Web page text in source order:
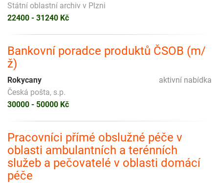
Státní oblastní archiv v Plzni
22400 - 31240 Kč
Bankovní poradce produktů ČSOB (m/
ž)
aktivní nabídka
Rokycany
Česká pošta, s.p.
30000 - 50000 Kč
Pracovníci přímé obslužné péče v
oblasti ambulantních a terénních
služeb a pečovatelé v oblasti domácí
péče